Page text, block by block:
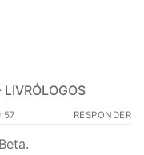
LIVRÓLOGOS
RESPONDER